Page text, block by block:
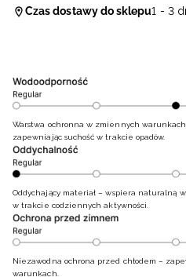
Czas dostawy do sklepu1 - 3
Warstwa ochronna w zmiennych
zapewniając suchość w trakcie opadów.
Oddychający materiał – wspiera naturalną
w trakcie codziennych aktywności.
Niezawodna ochrona przed chłodem –
warunkach.